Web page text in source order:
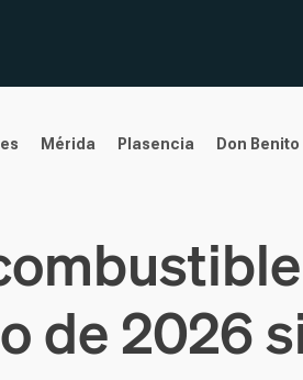
Mérida Plasencia Don Benito
de 2026